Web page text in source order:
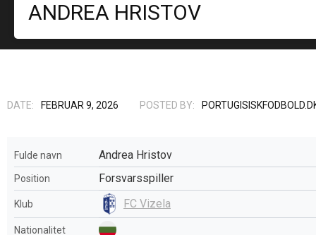
ANDREA HRISTOV
DATE: FEBRUAR 9, 2026 POSTED BY:
Fulde navn Andrea Hristov
Position Forsvarsspiller
Klub FC Vizela
Nationalitet